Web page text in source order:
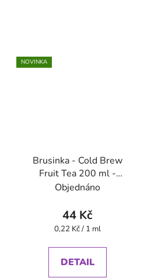
NOVINKA
Brusinka - Cold Brew
Fruit Tea 200 ml -
Oxalis
Objednáno
44 Kč
Měrná
0,22 Kč / 1 ml
DETAIL